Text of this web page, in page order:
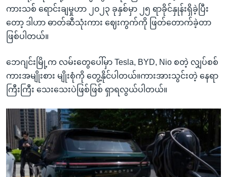
ကားသစ် ရောင်းချမှုဟာ ၂၀၂၃ ခုနှစ်မှာ ၂၅ ရာခိုင်နှုန်းရှိခဲ့ပြီး
တော့ ဒါဟာ ဓာတ်ဆီသုံးကား ဈေးကွက်ကို ဖြတ်တောက်ခဲ့တာ
ဖြစ်ပါတယ်။
ဘေဂျင်းမြို့က လမ်းတွေပေါ်မှာ Tesla, BYD, Nio စတဲ့ လျှပ်စစ်
ကားအမျိုးစား မျိုးစုံကို တွေ့နိုင်ပါတယ်။ကားအားသွင်းတဲ့ နေရာ
ကြီးကြီး သေးသေးပဲဖြစ်ဖြစ် ရှာရလွယ်ပါတယ်။